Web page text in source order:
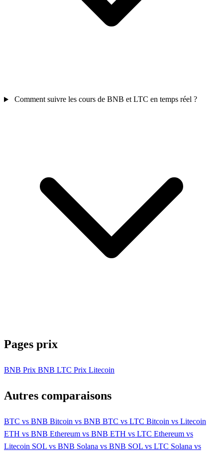
Comment suivre les cours de BNB et LTC en temps réel ?
Pages prix
BNB Prix BNB LTC Prix Litecoin
Autres comparaisons
BTC vs BNB Bitcoin vs BNB BTC vs LTC Bitcoin vs Litecoin
ETH vs BNB Ethereum vs BNB ETH vs LTC Ethereum vs
Litecoin SOL vs BNB Solana vs BNB SOL vs LTC Solana vs